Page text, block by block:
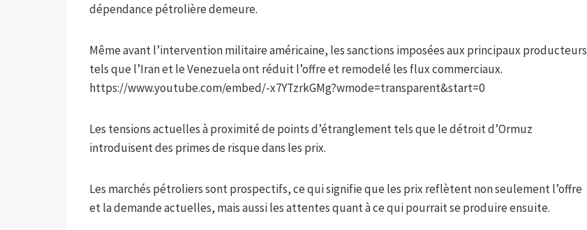
dépendance pétrolière demeure.
Même avant l’intervention militaire américaine, les sanctions imposées aux principaux producteurs
tels que l’Iran et le Venezuela ont réduit l’offre et remodelé les flux commerciaux.
https://www.youtube.com/embed/-x7YTzrkGMg?wmode=transparent&start=0
Les tensions actuelles à proximité de points d’étranglement tels que le détroit d’Ormuz
introduisent des primes de risque dans les prix.
Les marchés pétroliers sont prospectifs, ce qui signifie que les prix reflètent non seulement l’offre
et la demande actuelles, mais aussi les attentes quant à ce qui pourrait se produire ensuite.